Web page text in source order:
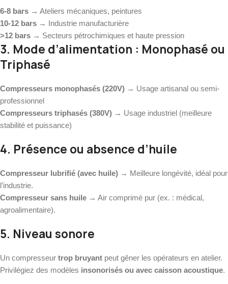
6-8 bars → Ateliers mécaniques, peintures
10-12 bars → Industrie manufacturière
>12 bars → Secteurs pétrochimiques et haute pression
3. Mode d’alimentation : Monophasé ou
Triphasé
Compresseurs monophasés (220V) → Usage artisanal ou semi-
professionnel
Compresseurs triphasés (380V) → Usage industriel (meilleure
stabilité et puissance)
4. Présence ou absence d’huile
Compresseur lubrifié (avec huile) → Meilleure longévité, idéal pour
l’industrie.
Compresseur sans huile → Air comprimé pur (ex. : médical,
agroalimentaire).
5. Niveau sonore
Un compresseur trop bruyant peut gêner les opérateurs en atelier.
Privilégiez des modèles insonorisés ou avec caisson acoustique.